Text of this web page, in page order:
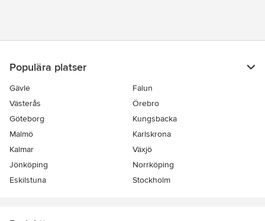
Populära platser
Gävle
Falun
Västerås
Örebro
Göteborg
Kungsbacka
Malmö
Karlskrona
Kalmar
Växjö
Jönköping
Norrköping
Eskilstuna
Stockholm